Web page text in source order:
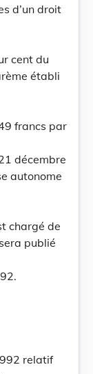
d’un droit
cent du
établi
francs par
décembre
autonome
chargé de
publié
relatif